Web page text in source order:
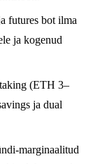
futures bot ilma
ja kogenud
(ETH 3–
ja dual
marginaalitud